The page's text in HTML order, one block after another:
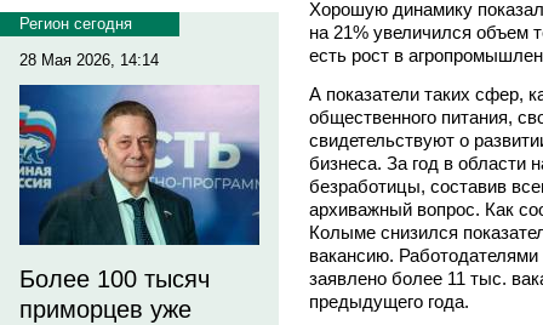
Регион сегодня
28 Мая 2026, 14:14
Более 100 тысяч
приморцев уже
Хорошую динамику
на 21% увеличился объем
есть рост в
А показатели таких сфер,
общественного питания,
свидетельствуют о
бизнеса. За год в области
безработицы, составив
архиважный вопрос. Как
Колыме снизился
вакансию.
заявлено более 11 тыс.
предыдущего года.